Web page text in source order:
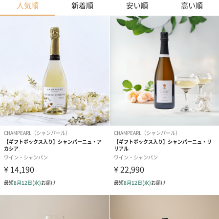
人気順 新着順 安い順 高い順